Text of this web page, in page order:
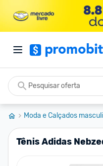
Moda e Calçados
Tênis Adidas